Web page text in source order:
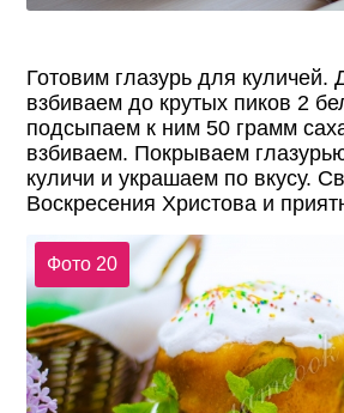
Готовим глазурь для куличей.
взбиваем до крутых пиков 2
подсыпаем к ним 50 грамм
взбиваем. Покрываем
куличи и украшаем по вкусу.
Воскресения Христова и
Фото 20